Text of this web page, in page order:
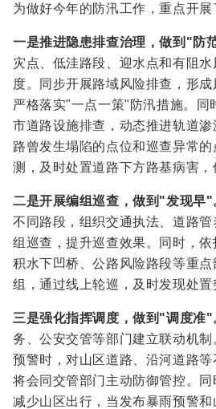
为做好今年的防汛工作，重点开展
一是推进隐患排查治理，做到"防
灾点、低洼路段、迎水点和有阻
度。同步开展路域风险排查，形成
严格落实"一点一策"防汛措施。同
市道路设施排查，动态推进轨道
路曾发生塌陷的点位和巡查异常
测，及时处置道路下方路基病害，
二是开展编组巡查，做到"发现早"
不同路段，组织交通执法、道路
组巡查，提升巡查效果。同时，
积水下凹桥、公路风险路段等重
组，通过线上轮巡，及时发现处置
三是强化指挥调度，做到"调度准"
务、公安交管等部门建立联动机
预警时，对山区道路、沿河道路
将会同交管部门主动防御管控。
减少山区出行，当发布暴雨预警和